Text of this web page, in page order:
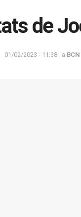
de
01/02/2023 - 11:38 a